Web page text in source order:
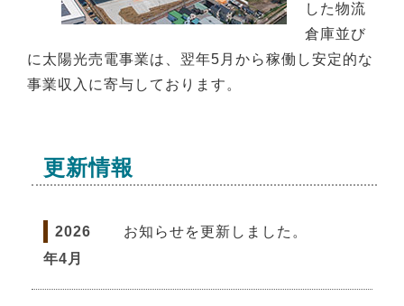
した物流
倉庫並び
に太陽光売電事業は、翌年5月から稼働し安定的な
事業収入に寄与しております。
更新情報
2026
年4月
お知らせを更新しました。